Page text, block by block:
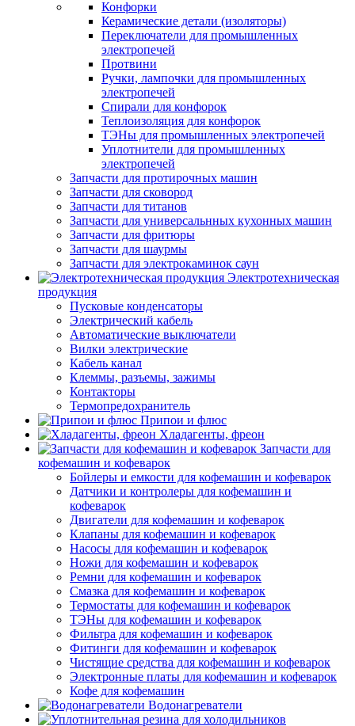
Конфорки
Керамические детали (изоляторы)
Переключатели для промышленных
электропечей
Протвини
Ручки, лампочки для промышленных
электропечей
Спирали для конфорок
Теплоизоляция для конфорок
ТЭНы для промышленных электропечей
Уплотнители для промышленных
электропечей
Запчасти для протирочных машин
Запчасти для сковород
Запчасти для титанов
Запчасти для универсальнных кухонных машин
Запчасти для фритюры
Запчасти для шаурмы
Запчасти для электрокаминок саун
Электротехническая
продукция
Пусковые конденсаторы
Электрический кабель
Автоматические выключатели
Вилки электрические
Кабель канал
Клеммы, разъемы, зажимы
Контакторы
Термопредохранитель
Припои и флюс
Хладагенты, фреон
Запчасти для
кофемашин и кофеварок
Бойлеры и емкости для кофемашин и кофеварок
Датчики и контролеры для кофемашин и
кофеварок
Двигатели для кофемашин и кофеварок
Клапаны для кофемашин и кофеварок
Насосы для кофемашин и кофеварок
Ножи для кофемашин и кофеварок
Ремни для кофемашин и кофеварок
Смазка для кофемашин и кофеварок
Термостаты для кофемашин и кофеварок
ТЭНы для кофемашин и кофеварок
Фильтра для кофемашин и кофеварок
Фитинги для кофемашин и кофеварок
Чистящие средства для кофемашин и кофеварок
Электронные платы для кофемашин и кофеварок
Кофе для кофемашин
Водонагреватели